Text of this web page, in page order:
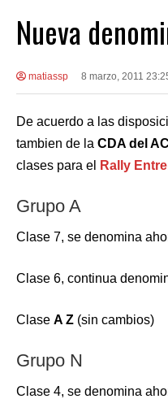
Nueva
matiassp 8 marzo, 2011
De acuerdo a las
tambien de la CDA del
clases para el
Rally
Grupo A
Clase 7, se denomina
Clase 6, continua
Clase A Z (sin cambios)
Grupo N
Clase 4, se denomina